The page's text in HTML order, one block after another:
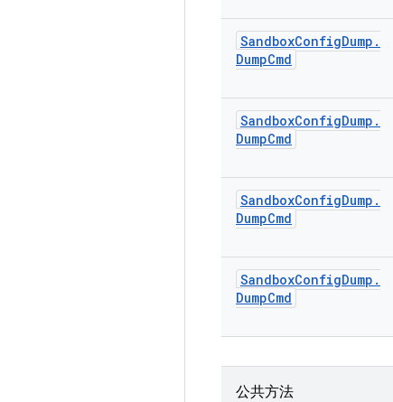
SandboxConfigDump .
DumpCmd
SandboxConfigDump .
DumpCmd
SandboxConfigDump .
DumpCmd
SandboxConfigDump .
DumpCmd
公共方法